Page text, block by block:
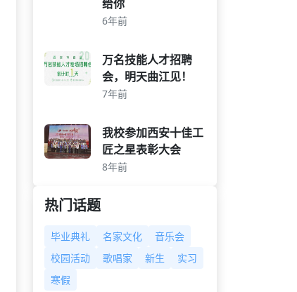
给你
6年前
万名技能人才招聘
会，明天曲江见！
7年前
我校参加西安十佳工
匠之星表彰大会
8年前
热门话题
毕业典礼 名家文化
音乐会
校园活动
歌唱家 新生
实习
寒假